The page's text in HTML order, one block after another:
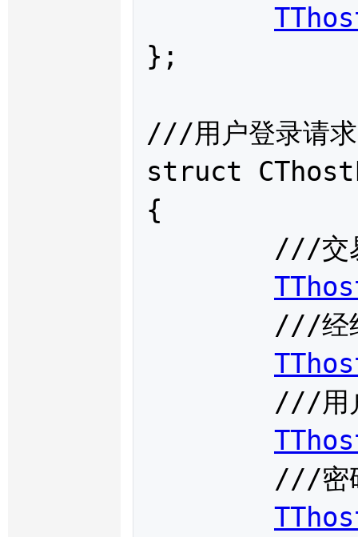
};
///用户登录请求
struct
{